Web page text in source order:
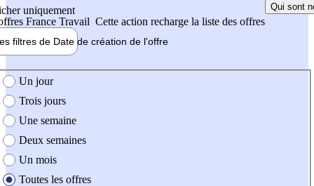
uniquement
France Travail Cette action recharge la liste des offres
Qui sont
filtres de Date de création de l'offre
création de l'offre
Un jour
Trois jours
Une semaine
Deux semaines
Un mois
Toutes les offres